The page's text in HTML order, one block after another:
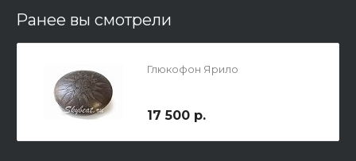
Ранее вы смотрели
Глюкофон Ярило
17 500 р.